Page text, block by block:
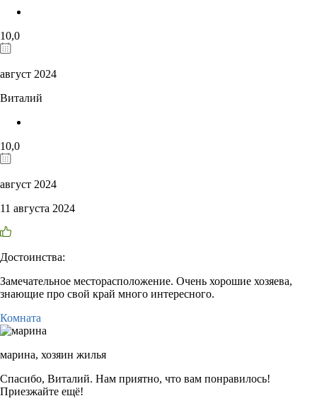
10,0
август 2024
Виталий
10,0
август 2024
11 августа 2024
Достоинства:
Замечательное месторасположение. Очень хорошие хозяева,
знающие про свой край много интересного.
Комната
марина, хозяин жилья
Спасибо, Виталий. Нам приятно, что вам понравилось!
Приезжайте ещё!